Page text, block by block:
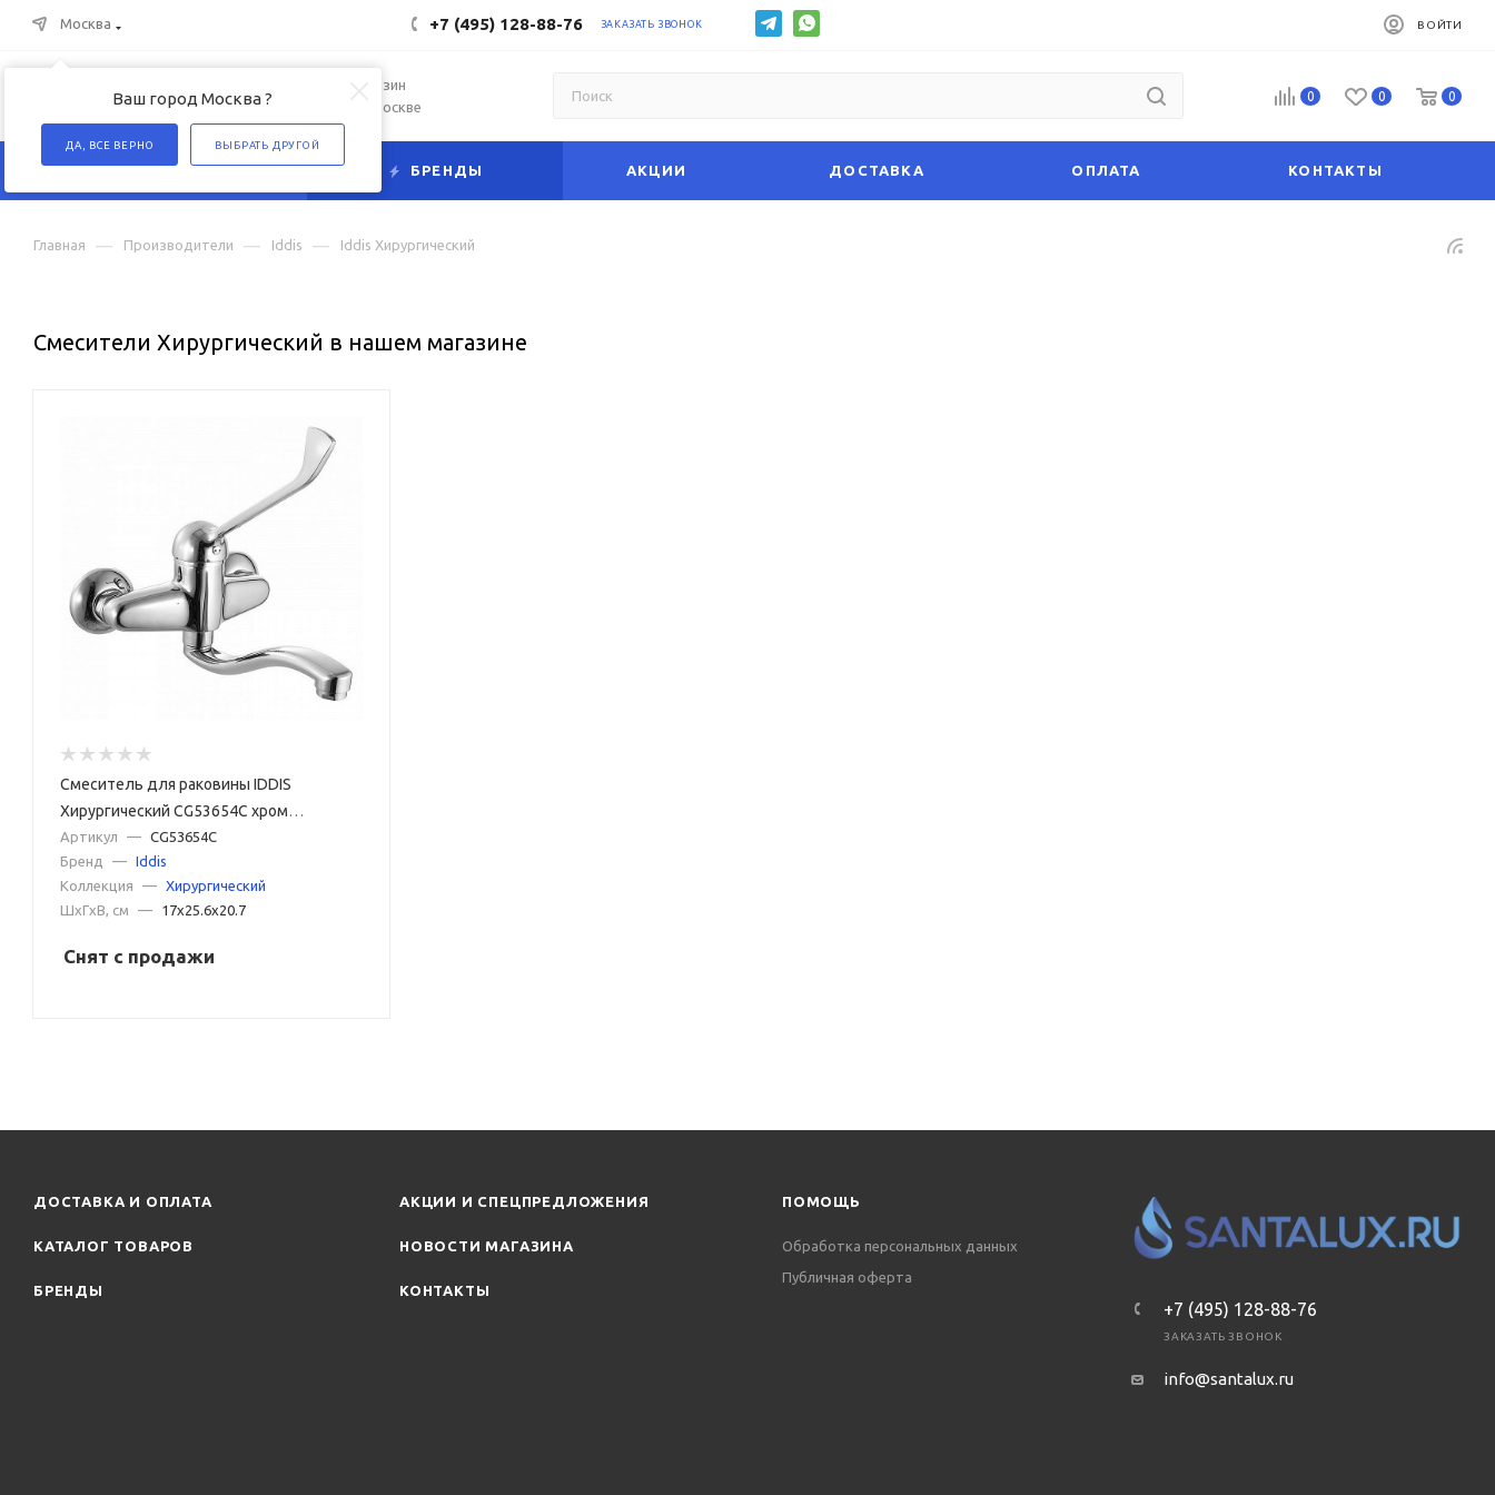
Москва
Ваш город Москва ?
ДА, ВСЕ ВЕРНО ВЫБРАТЬ ДРУГОЙ
+7 (495) 128-88-76 ЗАКАЗАТЬ ЗВОНОК ВОЙТИ
Интернет-магазин
сантехники в Москве
0 0 0
КАТАЛОГ БРЕНДЫ АКЦИИ ДОСТАВКА ОПЛАТА КОНТАКТЫ
Главная — Производители — Iddis — Iddis Хирургический
Смесители Хирургический в нашем магазине
Смеситель для раковины IDDIS
Хирургический CG53654C хром
глянцевый
Артикул — CG53654C
Бренд
— Iddis
Коллекция
— Хирургический
ШxГxВ, см
— 17x25.6x20.7
Снят с продажи
ДОСТАВКА И ОПЛАТА
КАТАЛОГ ТОВАРОВ
БРЕНДЫ
АКЦИИ И СПЕЦПРЕДЛОЖЕНИЯ
НОВОСТИ МАГАЗИНА
КОНТАКТЫ
ПОМОЩЬ
Обработка персональных данных
Публичная оферта
+7 (495) 128-88-76
ЗАКАЗАТЬ ЗВОНОК
info@santalux.ru